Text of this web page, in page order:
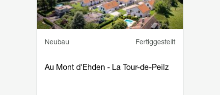
Service principal
Neubau Statut
Fertiggestellt
Au Mont d'Ehden - La Tour-de-Peilz